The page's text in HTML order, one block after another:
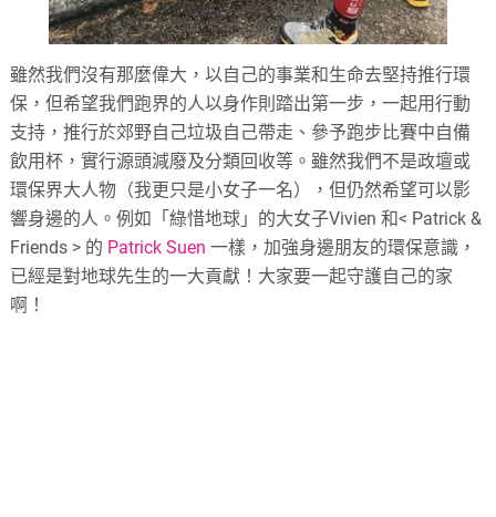
雖然我們沒有那麼偉大，以自己的事業和生命去堅持推行環
保，但希望我們跑界的人以身作則踏出第一步，一起用行動
支持，推行於郊野自己垃圾自己帶走、參予跑步比賽中自備
飲用杯，實行源頭減廢及分類回收等。雖然我們不是政壇或
環保界大人物（我更只是小女子一名），但仍然希望可以影
響身邊的人。例如「綠惜地球」的大女子Vivien 和< Patrick &
Friends > 的 Patrick Suen 一樣，加強身邊朋友的環保意識，
已經是對地球先生的一大貢獻！大家要一起守護自己的家
啊！